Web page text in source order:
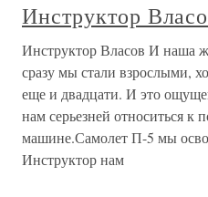
Инструктор
Инструктор Власов И наша
сразу мы стали взрослыми,
еще и двадцати. И это
нам серьезней относиться к
машине.Самолет П-5 мы
Инструктор нам